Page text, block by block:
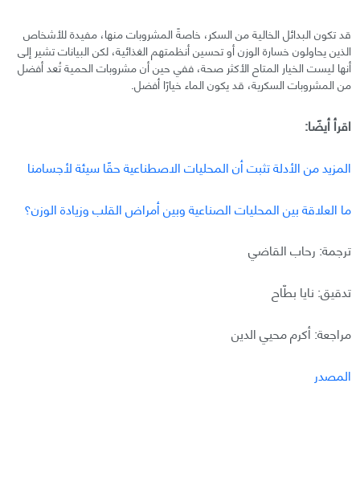
قد تكون البدائل الخالية من السكر، خاصةً المشروبات منها، مفيدة للأشخاص
الذين يحاولون خسارة الوزن أو تحسين أنظمتهم الغذائية، لكن البيانات تشير إلى
أنها ليست الخيار المتاح الأكثر صحة، ففي حين أن مشروبات الحمية تُعد أفضل
من المشروبات السكرية، قد يكون الماء خيارًا أفضل.
اقرأ أيضًا:
المزيد من الأدلة تثبت أن المحليات الاصطناعية حقًا سيئة لأجسامنا
ما العلاقة بين المحليات الصناعية وبين أمراض القلب وزيادة الوزن؟
ترجمة: رحاب القاضي
تدقيق: نايا بطّاح
مراجعة: أكرم محيي الدين
المصدر